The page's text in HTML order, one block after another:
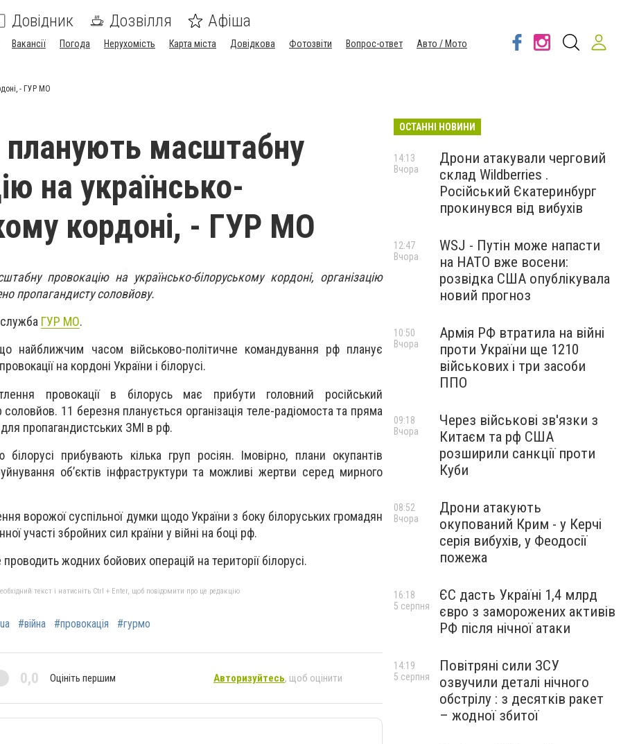
Довідник Дозвілля Афіша
Вакансії Погода Нерухомість Карта міста Довідкова Фотозвіти Вопрос-ответ
Авто / Мото
- ГУР МО
планують масштабну
на українсько-
кордоні, - ГУР МО
провокацію на українсько-білоруському кордоні, організацію
пропагандисту соловйову.
ГУР МО.
найближчим часом військово-політичне командування рф планує
на кордоні України і білорусі.
провокації в білорусь має прибути головний російський
11 березня планується організація теле-радіомоста та пряма
пропагандистських ЗМІ в рф.
прибувають кілька груп росіян. Імовірно, плани окупантів
об’єктів інфраструктури та можливі жертви серед мирного
ворожої суспільної думки щодо України з боку білоруських громадян
участі збройних сил країни у війні на боці рф.
жодних бойових операцій на території білорусі.
текст і натисніть Ctrl + Enter, щоб повідомити про це редакцію
#війна #провокація #гурмо
0,0 Оцініть першим Авторизуйтесь, щоб оцінити
ОСТАННІ НОВИНИ
Дрони атакували черговий
склад Wildberries .
Російський Єкатеринбург
прокинувся від вибухів
14:13
Вчора
WSJ - Путін може напасти
на НАТО вже восени:
розвідка США опублікувала
новий прогноз
12:47
Вчора
Армія РФ втратила на війні
проти України ще 1210
військових і три засоби
ППО
10:50
Вчора
Через військові зв'язки з
Китаєм та рф США
розширили санкції проти
Куби
09:18
Вчора
Дрони атакують
окупований Крим - у Керчі
серія вибухів, у Феодосії
пожежа
08:52
Вчора
ЄС дасть Україні 1,4 млрд
євро з заморожених активів
РФ після нічної атаки
16:18
5 серпня
Повітряні сили ЗСУ
озвучили деталі нічного
обстрілу : з десятків ракет
– жодної збитої
14:19
5 серпня